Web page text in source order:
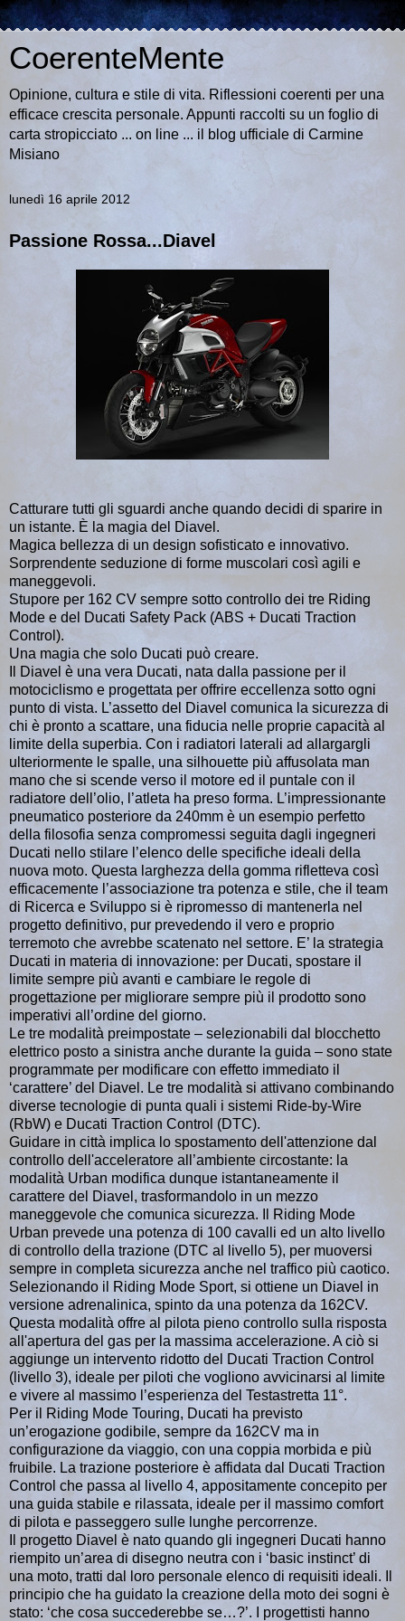
CoerenteMente
Opinione, cultura e stile di vita. Riflessioni coerenti per una
efficace crescita personale. Appunti raccolti su un foglio di
carta stropicciato ... on line ... il blog ufficiale di Carmine
Misiano
lunedì 16 aprile 2012
Passione Rossa...Diavel
Catturare tutti gli sguardi anche quando decidi di sparire in
un istante. È la magia del Diavel.
Magica bellezza di un design sofisticato e innovativo.
Sorprendente seduzione di forme muscolari così agili e
maneggevoli.
Stupore per 162 CV sempre sotto controllo dei tre Riding
Mode e del Ducati Safety Pack (ABS + Ducati Traction
Control).
Una magia che solo Ducati può creare.
Il Diavel è una vera Ducati, nata dalla passione per il
motociclismo e progettata per offrire eccellenza sotto ogni
punto di vista. L’assetto del Diavel comunica la sicurezza di
chi è pronto a scattare, una fiducia nelle proprie capacità al
limite della superbia. Con i radiatori laterali ad allargargli
ulteriormente le spalle, una silhouette più affusolata man
mano che si scende verso il motore ed il puntale con il
radiatore dell’olio, l’atleta ha preso forma. L’impressionante
pneumatico posteriore da 240mm è un esempio perfetto
della filosofia senza compromessi seguita dagli ingegneri
Ducati nello stilare l’elenco delle specifiche ideali della
nuova moto. Questa larghezza della gomma rifletteva così
efficacemente l’associazione tra potenza e stile, che il team
di Ricerca e Sviluppo si è ripromesso di mantenerla nel
progetto definitivo, pur prevedendo il vero e proprio
terremoto che avrebbe scatenato nel settore. E’ la strategia
Ducati in materia di innovazione: per Ducati, spostare il
limite sempre più avanti e cambiare le regole di
progettazione per migliorare sempre più il prodotto sono
imperativi all’ordine del giorno.
Le tre modalità preimpostate – selezionabili dal blocchetto
elettrico posto a sinistra anche durante la guida – sono state
programmate per modificare con effetto immediato il
‘carattere’ del Diavel. Le tre modalità si attivano combinando
diverse tecnologie di punta quali i sistemi Ride-by-Wire
(RbW) e Ducati Traction Control (DTC).
Guidare in città implica lo spostamento dell'attenzione dal
controllo dell'acceleratore all’ambiente circostante: la
modalità Urban modifica dunque istantaneamente il
carattere del Diavel, trasformandolo in un mezzo
maneggevole che comunica sicurezza. Il Riding Mode
Urban prevede una potenza di 100 cavalli ed un alto livello
di controllo della trazione (DTC al livello 5), per muoversi
sempre in completa sicurezza anche nel traffico più caotico.
Selezionando il Riding Mode Sport, si ottiene un Diavel in
versione adrenalinica, spinto da una potenza da 162CV.
Questa modalità offre al pilota pieno controllo sulla risposta
all'apertura del gas per la massima accelerazione. A ciò si
aggiunge un intervento ridotto del Ducati Traction Control
(livello 3), ideale per piloti che vogliono avvicinarsi al limite
e vivere al massimo l’esperienza del Testastretta 11°.
Per il Riding Mode Touring, Ducati ha previsto
un’erogazione godibile, sempre da 162CV ma in
configurazione da viaggio, con una coppia morbida e più
fruibile. La trazione posteriore è affidata dal Ducati Traction
Control che passa al livello 4, appositamente concepito per
una guida stabile e rilassata, ideale per il massimo comfort
di pilota e passeggero sulle lunghe percorrenze.
Il progetto Diavel è nato quando gli ingegneri Ducati hanno
riempito un’area di disegno neutra con i ‘basic instinct’ di
una moto, tratti dal loro personale elenco di requisiti ideali. Il
principio che ha guidato la creazione della moto dei sogni è
stato: ‘che cosa succederebbe se…?’. I progettisti hanno